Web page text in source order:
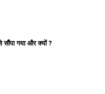
गया और क्यों ?